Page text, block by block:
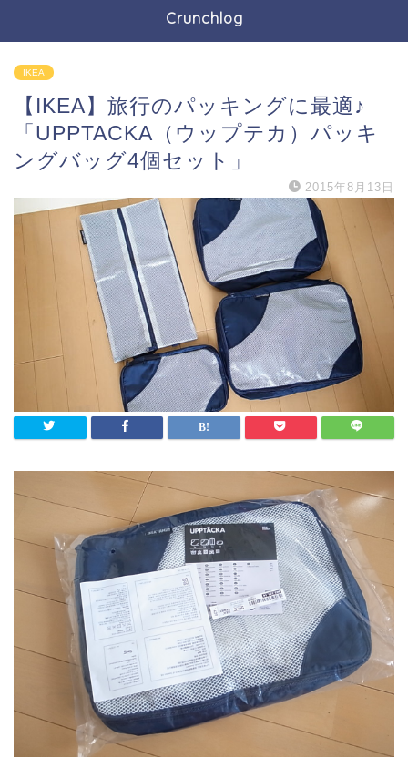
Crunchlog
IKEA
【IKEA】旅行のパッキングに最適♪
「UPPTACKA（ウップテカ）パッキ
ングバッグ4個セット」
2015年8月13日